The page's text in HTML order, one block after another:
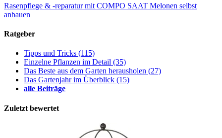
Rasenpflege & -reparatur mit COMPO SAAT Melonen selbst
anbauen
Ratgeber
Tipps und Tricks (115)
Einzelne Pflanzen im Detail (35)
Das Beste aus dem Garten herausholen (27)
Das Gartenjahr im Überblick (15)
alle Beiträge
Zuletzt bewertet